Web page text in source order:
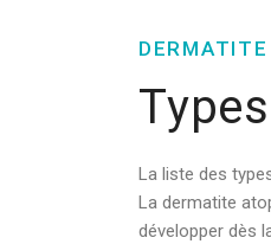
La liste des
La dermatite
développer dès